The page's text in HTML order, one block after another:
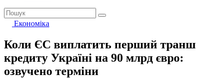
Економіка
Коли ЄС виплатить перший транш
кредиту Україні на 90 млрд євро:
озвучено терміни